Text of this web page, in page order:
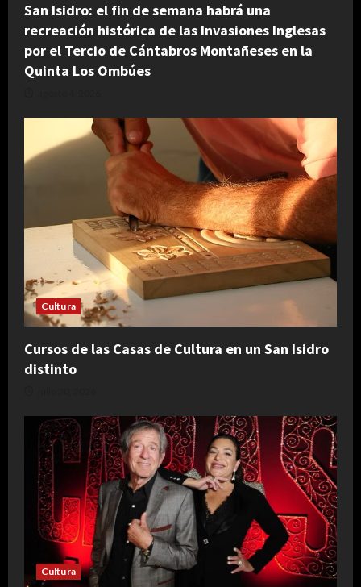
San Isidro: el fin de semana habrá una
recreación histórica de las Invasiones Inglesas
por el Tercio de Cántabros Montañeses en la
Quinta Los Ombúes
Cultura
Cursos de las Casas de Cultura en un San Isidro
distinto
Cultura